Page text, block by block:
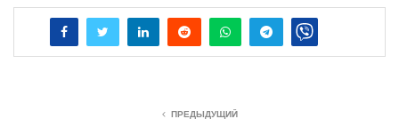
ПРЕДЫДУЩИЙ